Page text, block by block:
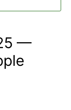
—